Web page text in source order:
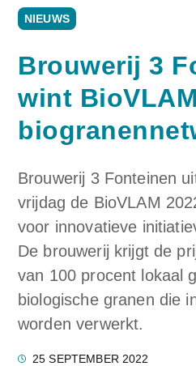
NIEUWS
Brouwerij 3
wint
Brouwerij 3 Fonteinen
vrijdag de BioVLAM
voor innovatieve
De brouwerij krijgt de
van 100 procent lokaal
biologische granen die
worden verwerkt.
25 SEPTEMBER 2022